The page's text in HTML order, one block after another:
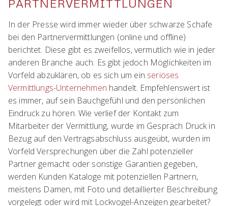
PARTNERVERMITTLUNGEN
In der Presse wird immer wieder über schwarze Schafe
bei den Partnervermittlungen (online und offline)
berichtet. Diese gibt es zweifellos, vermutlich wie in jeder
anderen Branche auch. Es gibt jedoch Möglichkeiten im
Vorfeld abzuklären, ob es sich um ein seriöses
Vermittlungs-Unternehmen handelt. Empfehlenswert ist
es immer, auf sein Bauchgefühl und den persönlichen
Eindruck zu hören. Wie verlief der Kontakt zum
Mitarbeiter der Vermittlung, wurde im Gespräch Druck in
Bezug auf den Vertragsabschluss ausgeübt, wurden im
Vorfeld Versprechungen über die Zahl potenzieller
Partner gemacht oder sonstige Garantien gegeben,
werden Kunden Kataloge mit potenziellen Partnern,
meistens Damen, mit Foto und detaillierter Beschreibung
vorgelegt oder wird mit Lockvogel-Anzeigen gearbeitet?